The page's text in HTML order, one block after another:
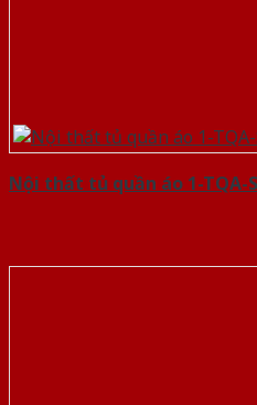
Nội thất tủ quần áo 1-TQA-